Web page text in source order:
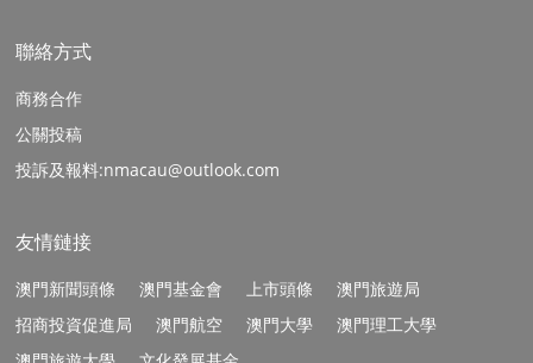
聯絡方式
商務合作
公關投稿
投訴及報料:nmacau@outlook.com
友情鏈接
澳門新聞頭條 澳門基金會 上市頭條
澳門旅遊局
招商投資促進局
澳門航空 澳門大學
澳門理工大學